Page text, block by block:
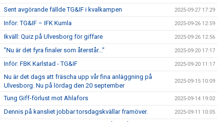
Sent avgörande fällde TG&IF i kvalkampen 2025-09-27 17:29
Inför: TG&IF – IFK Kumla 2025-09-26 12:59
Ikväll: Quiz på Ulvesborg för giffare 2025-09-26 12:56
”Nu är det fyra finaler som återstår...” 2025-09-20 17:17
Inför: FBK Karlstad - TG&IF 2025-09-20 11:17
Nu är det dags att fräscha upp vår fina anläggning på
Ulvesborg. Nu på lördag den 20 september
2025-09-15 10:09
Tung Giff-förlust mot Ahlafors 2025-09-14 19:02
Dennis på kansliet jobbar torsdagskvällar framöver. 2025-09-11 10:05